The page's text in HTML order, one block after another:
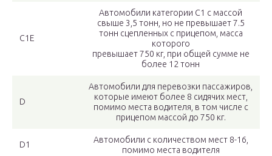
С1Е
Автомобили категории С1 с массой
свыше 3,5 тонн, но не превышает 7.5
тонн сцепленных с прицепом, масса
которого
превышает 750 кг, при общей сумме не
более 12 тонн
D
Автомобили для перевозки пассажиров,
которые имеют более 8 сидячих мест,
помимо места водителя, в том числе с
прицепом массой до 750 кг.
D1
Автомобили с количеством мест 8-16,
помимо места водителя